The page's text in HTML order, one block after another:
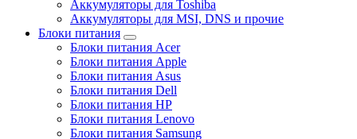
Аккумуляторы для Toshiba
Аккумуляторы для MSI, DNS и прочие
Блоки питания
Блоки питания Acer
Блоки питания Apple
Блоки питания Asus
Блоки питания Dell
Блоки питания HP
Блоки питания Lenovo
Блоки питания Samsung